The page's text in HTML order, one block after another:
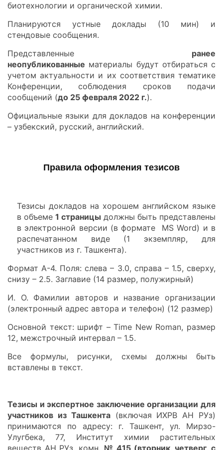
биотехнологии и органической химии.
Планируются устные доклады (10 мин) и
стендовые сообщения.
Представленные ранее
неопубликованные материалы будут отбираться с
учетом актуальности и их соответствия тематике
Конференции, соблюдения сроков подачи
сообщений (до 25 февраля 2022 г.).
Официальные языки для докладов на конференции
– узбекский, русский, английский.
Правила оформления тезисов
Тезисы докладов на хорошем английском языке
в объеме1 страницы должны быть представлены
в электронной версии (в формате MS Word) и в
распечатанном виде (1 экземпляр, для
участников из г. Ташкента).
Формат А-4. Поля: слева – 3.0, справа – 1.5, сверху,
снизу – 2.5. Заглавие (14 размер, полужирный)
И. О. Фамилии авторов и название организации
(электронный адрес автора и телефон) (12 размер)
Основной текст: шрифт – Time New Roman, размер
12, межстрочный интервал – 1.5.
Все формулы, рисунки, схемы должны быть
вставлены в текст.
Тезисы и экспертное заключение организации для
участников из Ташкента(включая ИХРВ АН РУз)
принимаются по адресу: г. Ташкент, ул. Мирзо-
Улугбека, 77, Институт химии растительных
веществ АН РУз, комн. № 415 (вторник, четверг, с